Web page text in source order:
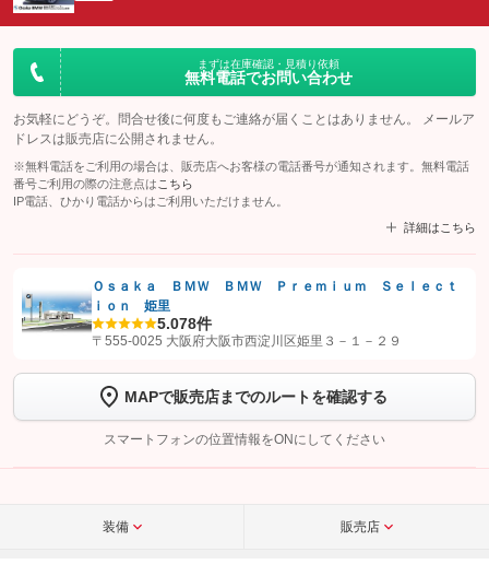
まずは在庫確認・見積り依頼
無料電話でお問い合わせ
お気軽にどうぞ。問合せ後に何度もご連絡が届くことはありません。 メールア
ドレスは販売店に公開されません。
※無料電話をご利用の場合は、販売店へお客様の電話番号が通知されます。無料電話
番号ご利用の際の注意点は こちら
IP電話、ひかり電話からはご利用いただけません。
詳細はこちら
【STEP1】認証画面でグーネットを友だち追加してから「許可する」ボタンを押
します
【STEP2】 トーク画面で
完了してください。
こちら
Ｏｓａｋａ ＢＭＷ ＢＭＷ Ｐｒｅｍｉｕｍ Ｓｅｌｅｃｔ
ｉｏｎ 姫里
5.078件
〒555-0025 大阪府大阪市西淀川区姫里３－１－２９
MAPで販売店までのルートを確認する
スマートフォンの位置情報をONにしてください
装備 販売店